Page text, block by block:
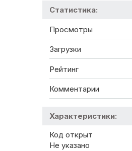
Статистика:
Просмотры
Загрузки
Рейтинг
Комментарии
Характеристики:
Код открыт
Не указано